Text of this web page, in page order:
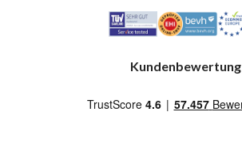
Kundenbewertung